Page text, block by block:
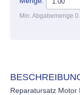
Min. Abgabemenge
Reparatursatz Motor